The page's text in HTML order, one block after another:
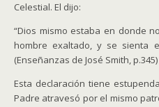
Celestial. El dijo:
“Dios mismo estaba en donde
hombre exaltado, y se sienta
(Enseñanzas de José Smith, p.345)
Esta declaración tiene
Padre atravesó por el mismo